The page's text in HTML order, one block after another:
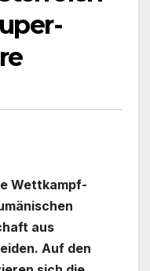
Wettkampf-
aus
Auf den